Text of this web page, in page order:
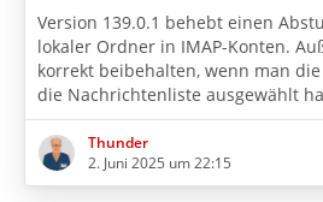
Version 139.0.1 behebt einen
lokaler Ordner in IMAP-Konten.
korrekt beibehalten, wenn man
die Nachrichtenliste ausgewählt
Thunder
2. Juni 2025 um 22:15